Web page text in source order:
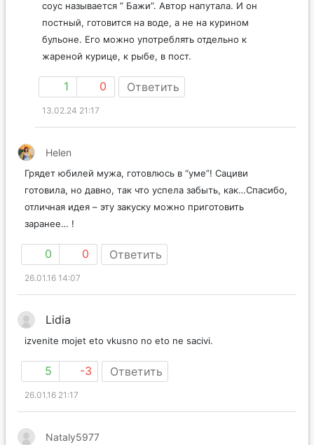
соус называется ” Бажи”. Автор напутала. И он
постный, готовится на воде, а не на курином
бульоне. Его можно употреблять отдельно к
жареной курице, к рыбе, в пост.
1 0 Ответить
13.02.24 21:17
Helen
Грядет юбилей мужа, готовлюсь в “уме”! Сациви
готовила, но давно, так что успела забыть, как…Спасибо,
отличная идея – эту закуску можно приготовить
заранее… !
0 0 Ответить
26.01.16 14:07
Lidia
izvenite mojet eto vkusno no eto ne sacivi.
5 -3 Ответить
26.01.16 21:17
Nataly5977